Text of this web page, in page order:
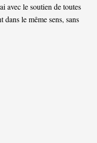
avec le soutien de toutes
dans le même sens, sans